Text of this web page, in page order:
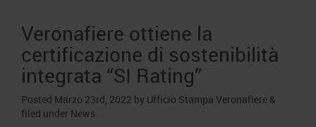
Veronafiere ottiene la
certificazione di sostenibilità
integrata “SI Rating”
Posted Marzo 23rd, 2022 by Ufficio Stampa Veronafiere &
filed under News.